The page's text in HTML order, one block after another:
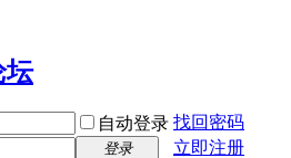
自动登录 找回密码
登录
立即注册